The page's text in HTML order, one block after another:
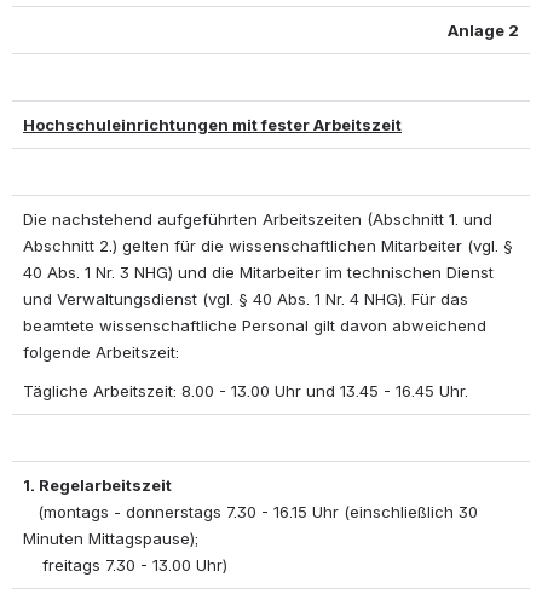
Anlage 2
Hochschuleinrichtungen mit fester Arbeitszeit
Die nachstehend aufgeführten Arbeitszeiten (Abschnitt 1. und
Abschnitt 2.) gelten für die wissenschaftlichen Mitarbeiter (vgl. §
40 Abs. 1 Nr. 3 NHG) und die Mitarbeiter im technischen Dienst
und Verwaltungsdienst (vgl. § 40 Abs. 1 Nr. 4 NHG). Für das
beamtete wissenschaftliche Personal gilt davon abweichend
folgende Arbeitszeit:
Tägliche Arbeitszeit: 8.00 - 13.00 Uhr und 13.45 - 16.45 Uhr.
1. Regelarbeitszeit
(montags - donnerstags 7.30 - 16.15 Uhr (einschließlich 30
Minuten Mittagspause);
freitags 7.30 - 13.00 Uhr)